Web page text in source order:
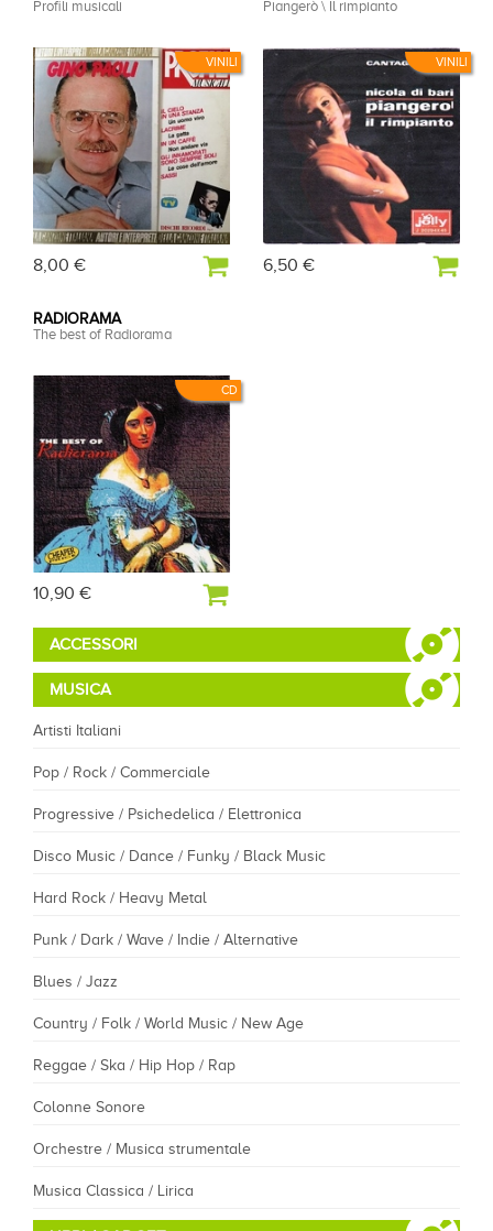
VINILI
Profili musicali
8,00 €
VINILI
Piangerò \ Il rimpianto
6,50 €
CD
RADIORAMA
The best of Radiorama
10,90 €
ACCESSORI
MUSICA
Artisti Italiani
Pop / Rock / Commerciale
Progressive / Psichedelica / Elettronica
Disco Music / Dance / Funky / Black Music
Hard Rock / Heavy Metal
Punk / Dark / Wave / Indie / Alternative
Blues / Jazz
Country / Folk / World Music / New Age
Reggae / Ska / Hip Hop / Rap
Colonne Sonore
Orchestre / Musica strumentale
Musica Classica / Lirica